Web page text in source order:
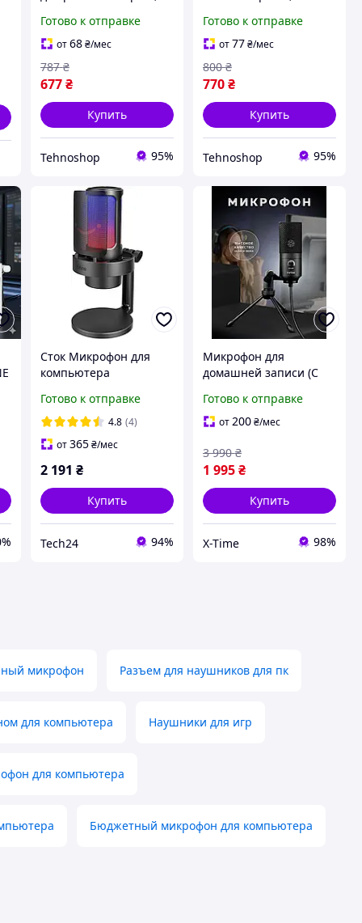
для компьютера
игровой M6,
Микрофоны для
компьютера S7
Готово к отправке
от68 ₴/мес
677 ₴
787 ₴
Купить
Tehnoshop 95%
компьютерных игр с
хорошим звуком D3,
Студийный микрофон с
подсветкой K5
Готово к отправке
от77₴/мес
770₴
800 ₴
Купить
Tehnoshop 95%
Сток Микрофон для
компьютера
Готово к отправке
4.8 (4)
от365 ₴/мес
2 191 ₴
Купить
Tech24 94%
Микрофон для
домашней записи (С
громкости, USB),
Микрофоны, Микрофон
Готово к отправке
от200₴/мес
1 995₴
3 990 ₴
Купить
X-Time 98%
микрофон Разъем для наушников для пк
для компьютера Наушники для игр
для компьютера
Бюджетный микрофон для компьютера